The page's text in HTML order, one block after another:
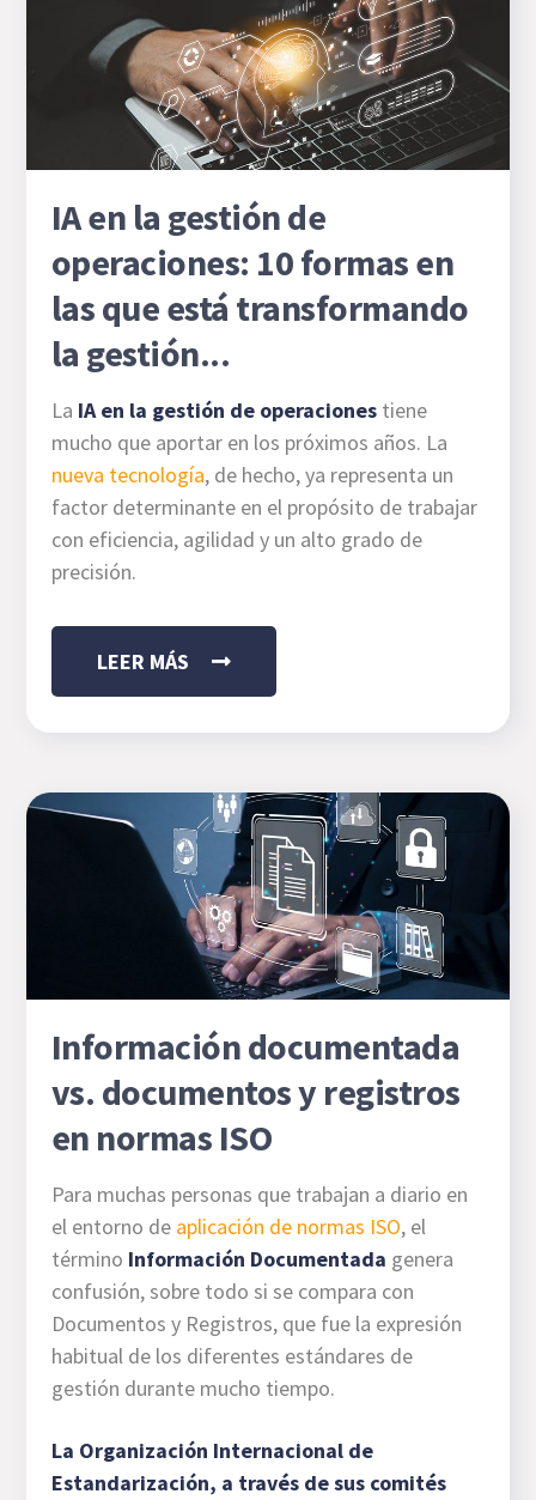
IA en la gestión de
operaciones: 10 formas en
las que está transformando
la gestión...
La IA en la gestión de operacionestiene
mucho que aportar en los próximos años. La
nueva tecnología, de hecho, ya representa un
factor determinante en el propósito de trabajar
con eficiencia, agilidad y un alto grado de
precisión.
LEER MÁS
Información documentada
vs. documentos y registros
en normas ISO
Para muchas personas que trabajan a diario en
el entorno de aplicación de normas ISO, el
término Información Documentada genera
confusión, sobre todo si se compara con
Documentos y Registros, que fue la expresión
habitual de los diferentes estándares de
gestión durante mucho tiempo.
La Organización Internacional de
Estandarización, a través de sus comités